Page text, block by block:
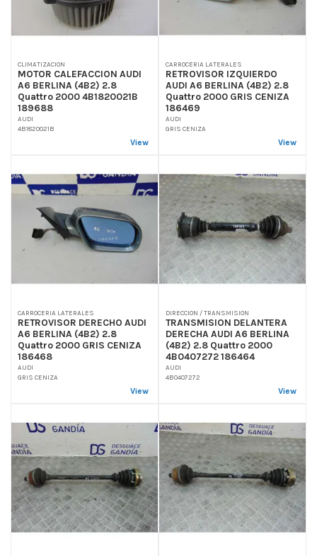
CLIMATIZACION
MOTOR CALEFACCION AUDI
A6 BERLINA (4B2) 2.8
Quattro 2000 4B1820021B
189688
AUDI
4B1820021B
View
CARROCERIA LATERALES
RETROVISOR IZQUIERDO
AUDI A6 BERLINA (4B2) 2.8
Quattro 2000 GRIS CENIZA
186469
AUDI
GRIS CENIZA
View
CARROCERIA LATERALES
RETROVISOR DERECHO AUDI
A6 BERLINA (4B2) 2.8
Quattro 2000 GRIS CENIZA
186468
AUDI
GRIS CENIZA
View
DIRECCION / TRANSMISION
TRANSMISION DELANTERA
DERECHA AUDI A6 BERLINA
(4B2) 2.8 Quattro 2000
4B0407272 186464
AUDI
4B0407272
View